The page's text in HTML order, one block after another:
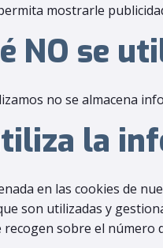
mostrarle
NO se
no se almacena
la
en las cookies de
son utilizadas y
recogen sobre el número